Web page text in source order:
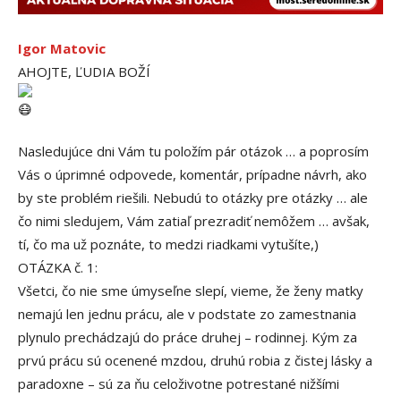
Igor Matovic
AHOJTE, ĽUDIA BOŽÍ
Nasledujúce dni Vám tu položím pár otázok … a poprosím
Vás o úprimné odpovede, komentár, prípadne návrh, ako
by ste problém riešili. Nebudú to otázky pre otázky … ale
čo nimi sledujem, Vám zatiaľ prezradiť nemôžem … avšak,
tí, čo ma už poznáte, to medzi riadkami vytušíte,)
OTÁZKA č. 1:
Všetci, čo nie sme úmyseľne slepí, vieme, že ženy matky
nemajú len jednu prácu, ale v podstate zo zamestnania
plynulo prechádzajú do práce druhej – rodinnej. Kým za
prvú prácu sú ocenené mzdou, druhú robia z čistej lásky a
paradoxne – sú za ňu celoživotne potrestané nižšími